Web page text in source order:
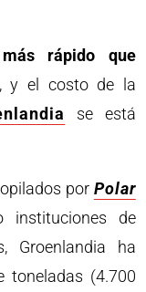
rápido que
, y el costo de la
se está
por Polar
instituciones de
Groenlandia ha
toneladas (4.700